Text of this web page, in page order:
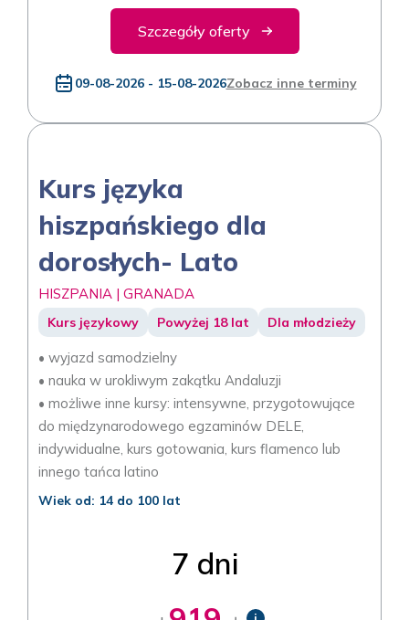
Szczegóły oferty
09-08-2026 - 15-08-2026Zobacz inne terminy
Kurs języka
hiszpańskiego dla
dorosłych- Lato
HISZPANIA | GRANADA
Kurs językowy Powyżej 18 lat Dla młodzieży
• wyjazd samodzielny
• nauka w urokliwym zakątku Andaluzji
• możliwe inne kursy: intensywne, przygotowujące
do międzynarodowego egzaminów DELE,
indywidualne, kurs gotowania, kurs flamenco lub
innego tańca latino
Wiek od: 14 do 100 lat
7 dni